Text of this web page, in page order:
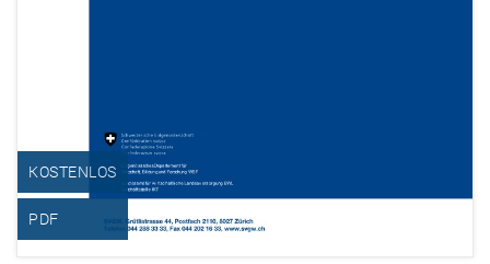
KOSTENLOS
PDF